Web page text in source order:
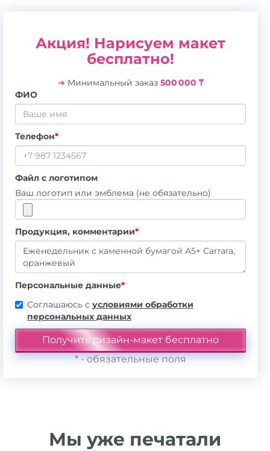
Акция! Нарисуем макет
бесплатно!
➔ Минимальный заказ 500 000 ₸
ФИО
Телефон*
Файл с логотипом
Ваш логотип или эмблема (не обязательно)
Продукция, комментарии*
Персональные данные*
Соглашаюсь с условиями обработки
персональных данных
*- обязательные поля
Мы уже печатали